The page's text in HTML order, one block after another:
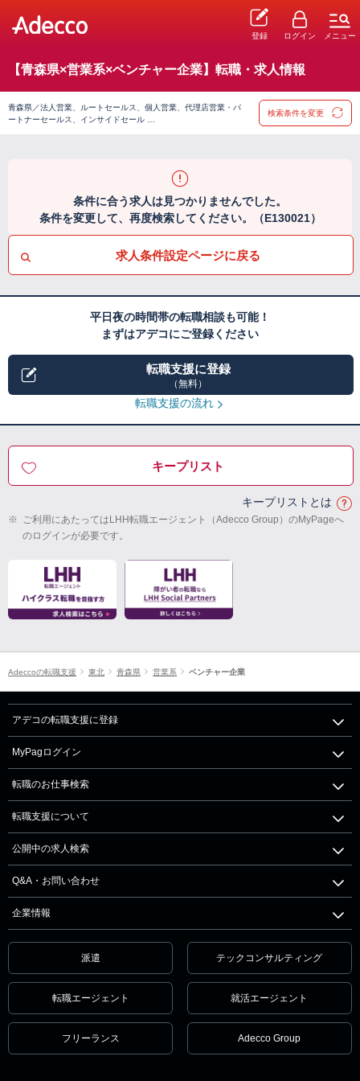
登録 ログイン メニュー
【青森県×営業系×ベンチャー企業】転職・求人情報
青森県／法人営業、ルートセールス、個人営業、代理店営業・パ
ートナーセールス、インサイドセール …
検索条件を変更
条件に合う求人は見つかりませんでした。
条件を変更して、再度検索してください。（E130021）
求人条件設定ページに戻る
平日夜の時間帯の転職相談も可能！
まずはアデコにご登録ください
転職支援に登録
（無料）
転職支援の流れ
キープリスト
キープリストとは
※ ご利用にあたってはLHH転職エージェント（Adecco Group）のMyPageへ
のログインが必要です。
Adeccoの転職支援 東北 青森県 営業系 ベンチャー企業
アデコの転職支援に登録
MyPagログイン
転職のお仕事検索
転職支援について
公開中の求人検索
Q&A・お問い合わせ
企業情報
派遣 テックコンサルティング
転職エージェント 就活エージェント
フリーランス Adecco Group